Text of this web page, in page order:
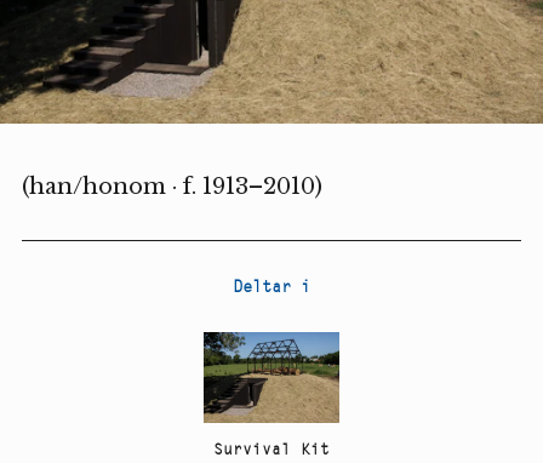
(han/honom · f. 1913–2010)
Deltar i
Survival Kit